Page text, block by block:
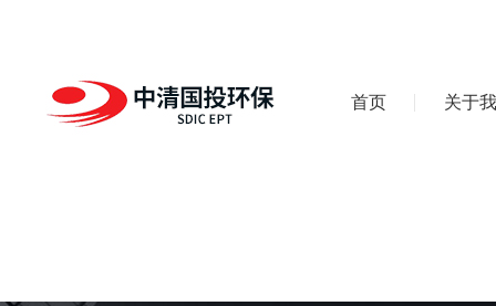
首页 关于